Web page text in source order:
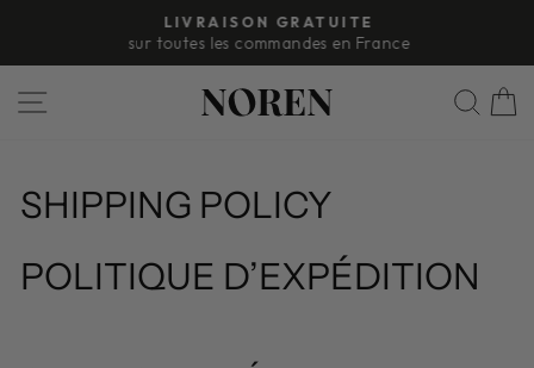
contenu
Diaporama
LIVRAISON GRATUITE
sur toutes les commandes en France
SHIPPING POLICY
POLITIQUE D’EXPÉDITION